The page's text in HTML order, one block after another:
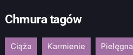
Chmura tagów
Ciąża Karmienie